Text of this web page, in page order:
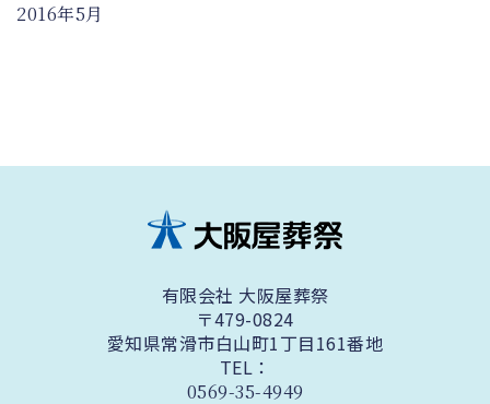
2016年5月
有限会社 大阪屋葬祭
〒479-0824
愛知県常滑市白山町1丁目161番地
TEL：
0569-35-4949